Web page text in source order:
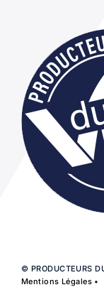
© PRODUCTEURS
Mentions Légales •